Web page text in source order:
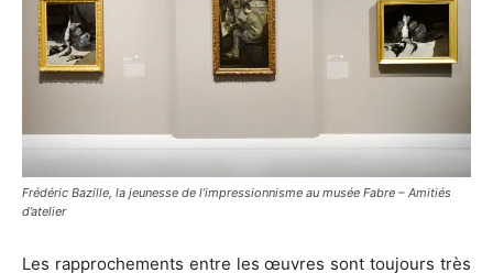
Frédéric Bazille, la jeunesse de l’impressionnisme au musée Fabre – Amitiés
d’atelier
Les rapprochements entre les œuvres sont toujours très